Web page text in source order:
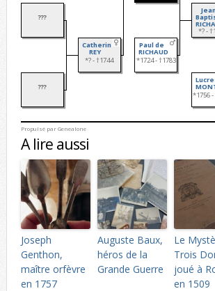
???
???
Catherine
REY
*? - †1744
Paul de
RICHAUD
*1724 - †1783
*? -
*1756 -
Propulsé par Genealone
A lire aussi
Joseph
Genthon,
maître orfèvre
en 1757
Auguste Baux,
héros de la
Grande Guerre
Le
Trois
joué à
en 1509